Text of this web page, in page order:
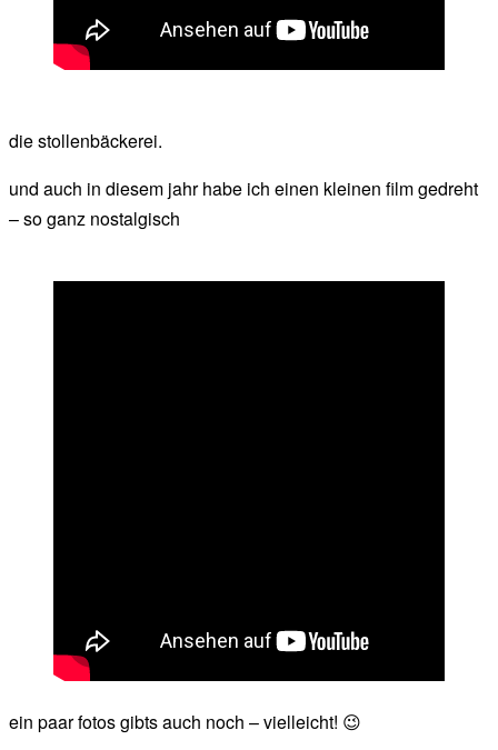
die stollenbäckerei.
und auch in diesem jahr habe ich einen kleinen film gedreht
– so ganz nostalgisch
ein paar fotos gibts auch noch – vielleicht! 😉